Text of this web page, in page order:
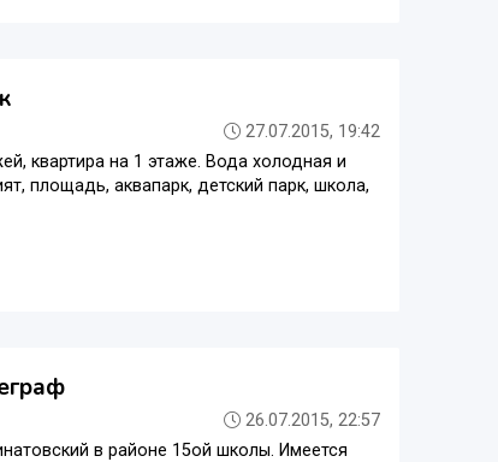
27.07.2015, 19:42
квартира на 1 этаже. Вода холодная и
площадь, аквапарк, детский парк, школа,
26.07.2015, 22:57
в районе 15ой школы. Имеется